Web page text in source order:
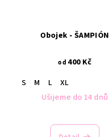
Obojek - ŠAMPIÓN
od 400 Kč
S
M L
XL
Ušijeme do 14 dnů